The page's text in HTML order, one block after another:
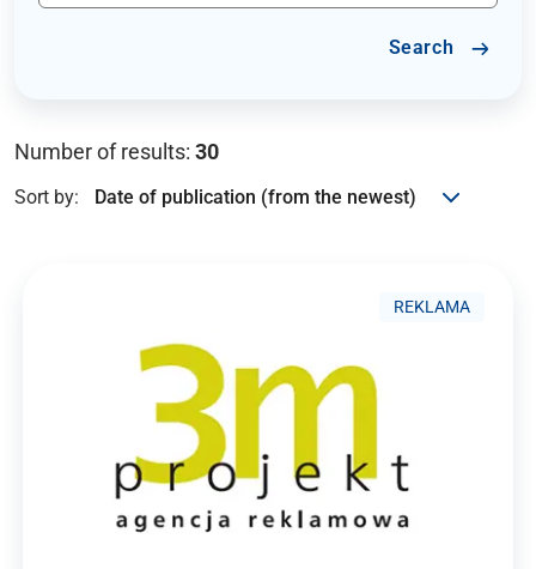
Search
Number of results: 30
Sort by:
REKLAMA